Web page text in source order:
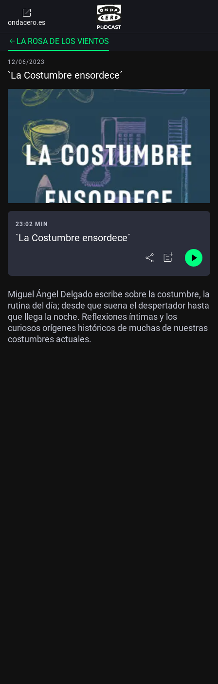
ondacero.es
LA ROSA DE LOS VIENTOS
12/06/2023
`La Costumbre ensordece´
23:02 MIN
`La Costumbre ensordece´
Miguel Ángel Delgado escribe sobre la costumbre, la
rutina del día; desde que suena el despertador hasta
que llega la noche. Reflexiones íntimas y los
curiosos orígenes históricos de muchas de nuestras
costumbres actuales.